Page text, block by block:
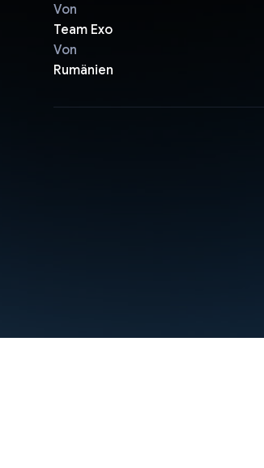
Von
Team Exo
Von
Rumänien